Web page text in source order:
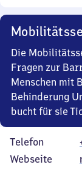
Die
Fragen zur
Menschen mit
Behinderung
bucht für sie
Telefon
Webseite